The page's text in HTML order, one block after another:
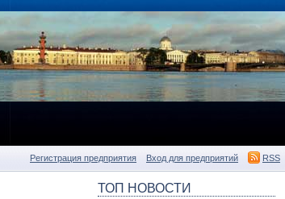
Регистрация предприятия Вход для предприятий RSS
ТОП НОВОСТИ